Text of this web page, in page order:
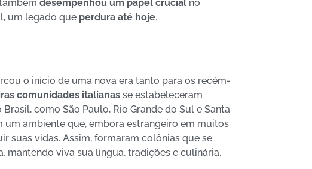
desempenhou um papel crucial no
um legado que perdura até hoje.
o início de uma nova era tanto para os recém-
comunidades italianas se estabeleceram
como São Paulo, Rio Grande do Sul e Santa
um ambiente que, embora estrangeiro em muitos
suas vidas. Assim, formaram colônias que se
viva sua língua, tradições e culinária.